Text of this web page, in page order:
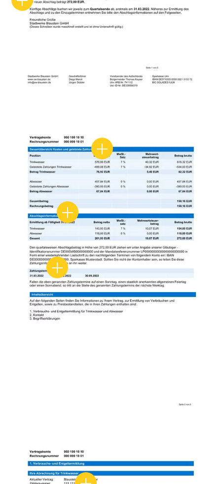
Kostenaufschlüsselung
Abschlagsübersicht
Zahlungstermine
Zählernummer Trinkwasser